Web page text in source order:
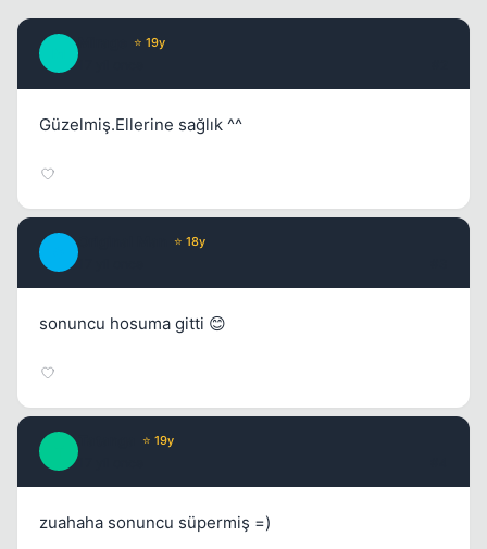
⭐ 19y
Güzelmiş.Ellerine sağlık ^^
⭐ 18y
sonuncu hosuma gitti 😊
⭐ 19y
zuahaha sonuncu süpermiş =)